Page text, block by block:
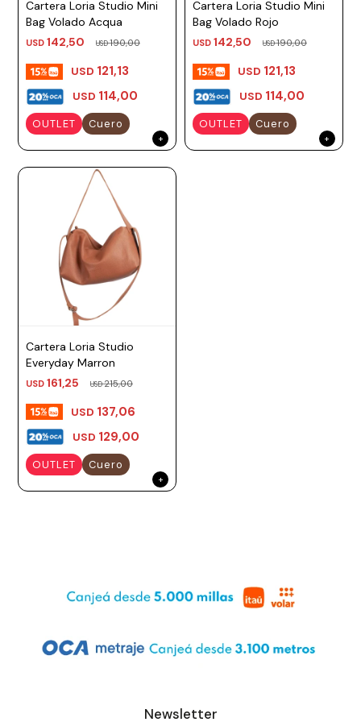
Cartera Loria Studio Mini
Bag Volado Acqua
USD 142,50 USD190,00
USD 114,00
USD 121,13
OUTLET Cuero
Cartera Loria Studio Mini
Bag Volado Rojo
USD 142,50 USD190,00
USD 114,00
USD 121,13
OUTLET Cuero
Cartera Loria Studio
Everyday Marron
USD 161,25 USD215,00
USD 129,00
USD 137,06
OUTLET Cuero
Newsletter
Prune
Mistral
Camelbak
Lamy
Kaweco